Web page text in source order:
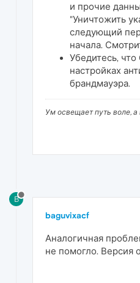
и прочие
"Уничтожить
следующий
начала.
Убедитесь,
настройках
брандмауэра.
Ум освещает путь воле,
B
baguvixacf
Аналогичная
не помогло. Версия